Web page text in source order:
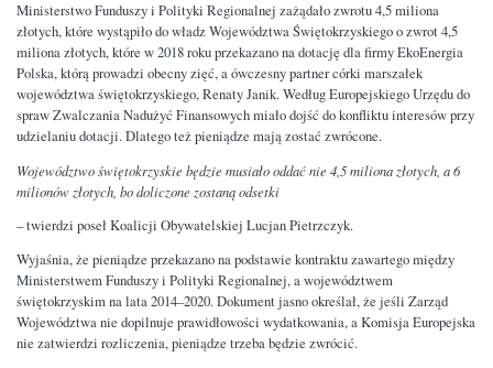
Ministerstwo Funduszy i Polityki Regionalnej zażądało zwrotu 4,5 miliona
złotych, które wystąpiło do władz Województwa Świętokrzyskiego o zwrot 4,5
miliona złotych, które w 2018 roku przekazano na dotację dla firmy EkoEnergia
Polska, którą prowadzi obecny zięć, a ówczesny partner córki marszałek
województwa świętokrzyskiego, Renaty Janik. Według Europejskiego Urzędu do
spraw Zwalczania Nadużyć Finansowych miało dojść do konfliktu interesów przy
udzielaniu dotacji. Dlatego też pieniądze mają zostać zwrócone.
Województwo świętokrzyskie będzie musiało oddać nie 4,5 miliona złotych, a 6
milionów złotych, bo doliczone zostaną odsetki
– twierdzi poseł Koalicji Obywatelskiej Lucjan Pietrzczyk.
Wyjaśnia, że pieniądze przekazano na podstawie kontraktu zawartego między
Ministerstwem Funduszy i Polityki Regionalnej, a województwem
świętokrzyskim na lata 2014–2020. Dokument jasno określał, że jeśli Zarząd
Województwa nie dopilnuje prawidłowości wydatkowania, a Komisja Europejska
nie zatwierdzi rozliczenia, pieniądze trzeba będzie zwrócić.